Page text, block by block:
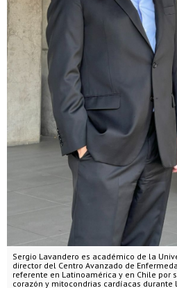
Sergio Lavandero es académico de la
director del Centro Avanzado de
referente en Latinoamérica y en Chile por
corazón y mitocondrias cardíacas durante